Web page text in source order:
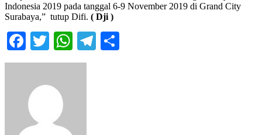
Indonesia 2019 pada tanggal 6-9 November 2019 di Grand City
Surabaya,” tutup Difi. ( Dji )
Facebook
TwitterWhatsApp
Telegram